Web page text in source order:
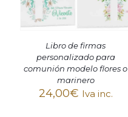
Libro de firmas
personalizado para
comunión modelo flores o
marinero
24,00€ Iva inc.